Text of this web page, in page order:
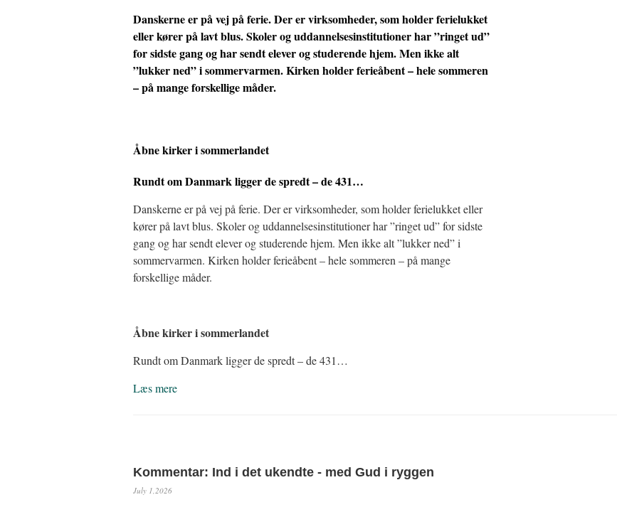
Danskerne er på vej på ferie. Der er virksomheder, som holder ferielukket
eller kører på lavt blus. Skoler og uddannelsesinstitutioner har ”ringet ud”
for sidste gang og har sendt elever og studerende hjem. Men ikke alt
”lukker ned” i sommervarmen. Kirken holder ferieåbent – hele sommeren
– på mange forskellige måder.
Åbne kirker i sommerlandet
Rundt om Danmark ligger de spredt – de 431…
Danskerne er på vej på ferie. Der er virksomheder, som holder ferielukket eller
kører på lavt blus. Skoler og uddannelsesinstitutioner har ”ringet ud” for sidste
gang og har sendt elever og studerende hjem. Men ikke alt ”lukker ned” i
sommervarmen. Kirken holder ferieåbent – hele sommeren – på mange
forskellige måder.
Åbne kirker i sommerlandet
Rundt om Danmark ligger de spredt – de 431…
Læs mere
Kommentar: Ind i det ukendte - med Gud i ryggen
July 1,2026